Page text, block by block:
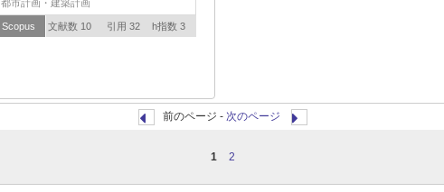
都市計画・建築計画
Scopus 文献数 10 引用 32 h指数 3
前のページ - 次のページ
1 2